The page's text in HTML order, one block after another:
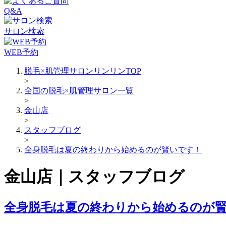
Q&A
サロン検索
WEB予約
脱毛×肌管理サロンリンリンTOP
>
全国の脱毛×肌管理サロン一覧
>
金山店
>
スタッフブログ
>
全身脱毛は夏の終わりから始めるのが賢いです！
金山店｜スタッフブログ
全身脱毛は夏の終わりから始めるのが